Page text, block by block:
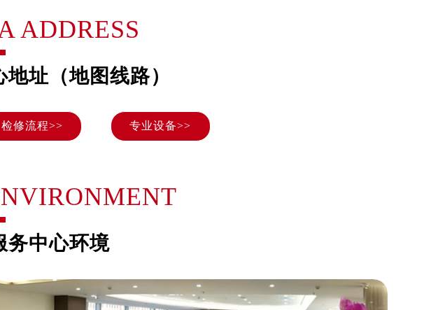
预约）
前预约）
前预约）
ADDRESS
址（地图线路）
检修流程>> 专业设备>>
务中心环境